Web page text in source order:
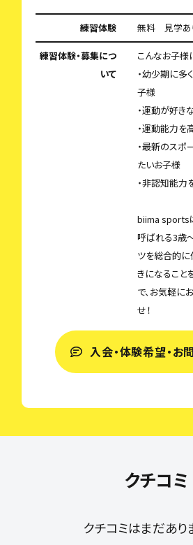
練習体験 無料 見学あ
練習体験・募集につ
いて
こんなお子様
・幼少期に多
子様
・運動が好き
・運動能力を
・最新のスポ
たいお子様
・非認知能力
biima sports
呼ばれる3歳
ツを総合的に
きになること
で、お気軽に
せ！
入会・体験希望・お
クチコミ
クチコミはまだあり